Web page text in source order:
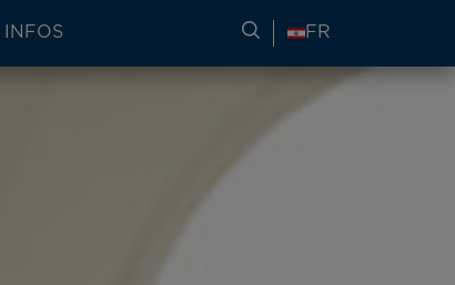
INFOS RECHERCHER DES
FR